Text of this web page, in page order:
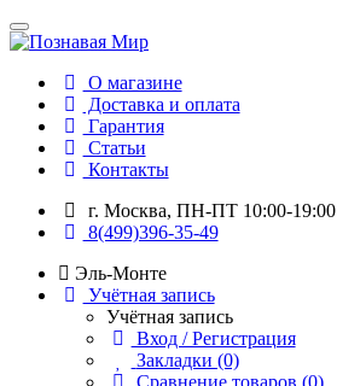
О магазине
Доставка и оплата
Гарантия
Статьи
Контакты
г. Москва, ПН-ПТ 10:00-19:00
8(499)396-35-49
Эль-Монте
Учётная запись
Учётная запись
Вход / Регистрация
Закладки (0)
Сравнение товаров (0)